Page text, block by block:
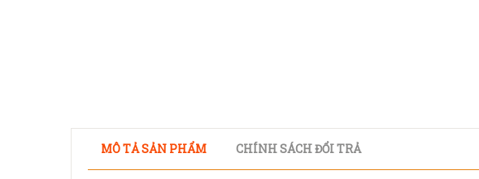
MÔ TẢ SẢN PHẨM CHÍNH SÁCH ĐỔI TRẢ